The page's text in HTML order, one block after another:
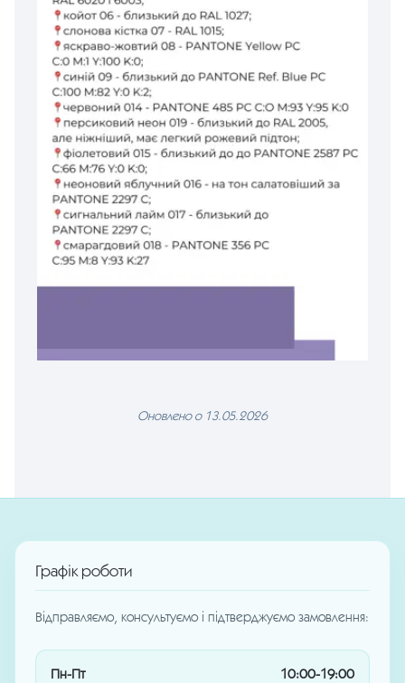
Оновлено о 13.05.2026
Графік роботи
Відправляємо, консультуємо і підтверджуємо замовлення:
Пн-Пт 10:00-19:00